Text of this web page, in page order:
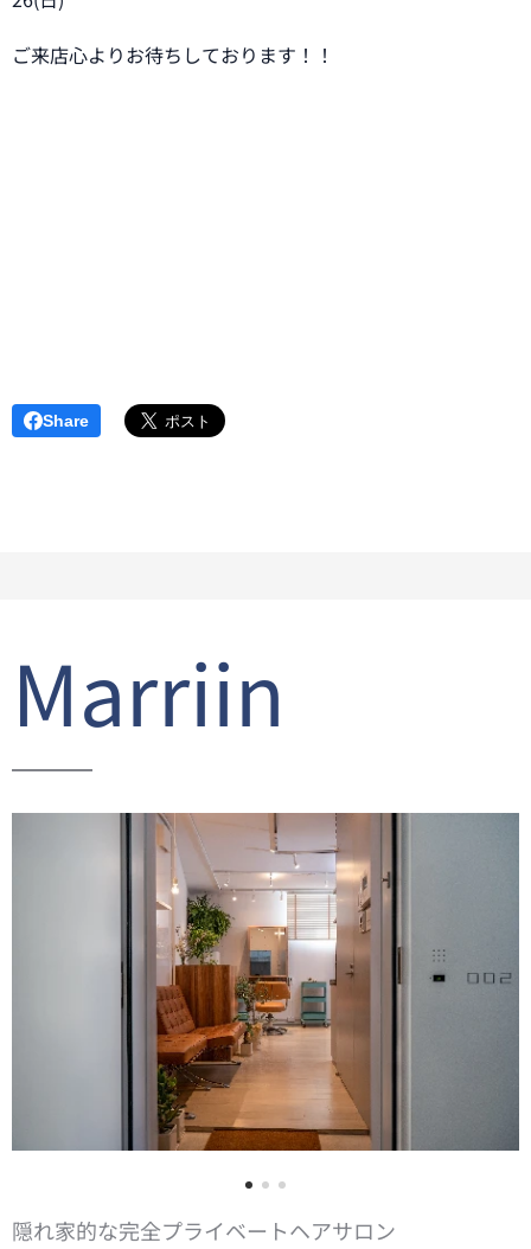
ご来店心よりお待ちしております！！
Share
Marriin
隠れ家的な完全プライベートヘアサロン